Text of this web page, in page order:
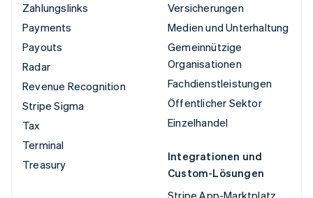
Zahlungslinks
Payments
Payouts
Radar
Revenue Recognition
Stripe Sigma
Tax
Terminal
Treasury
Versicherungen
Medien und Unterhaltung
Gemeinnützige
Organisationen
Fachdienstleistungen
Öffentlicher Sektor
Einzelhandel
Integrationen und
Custom-Lösungen